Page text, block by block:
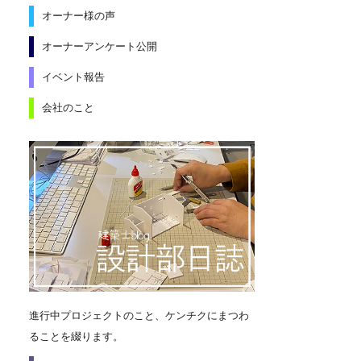
オーナー様の声
オーナーアンケート公開
イベント報告
会社のこと
進行中プロジェクトのこと、ケンチクにまつわ
ることを綴ります。